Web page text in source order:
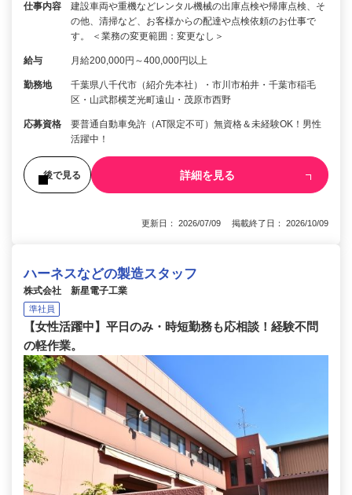
仕事内容
建設車両や重機などレンタル機械の出庫点検や帰庫点検、そ
の他、清掃など、お客様からの配達や点検依頼のお仕事で
す。 ＜業務の変更範囲：変更なし＞
給与 月給200,000円～400,000円以上
勤務地
千葉県八千代市（紹介先本社）・市川市柏井・千葉市稲毛
区・山武郡横芝光町遠山・茂原市西野
応募資格
要普通自動車免許（AT限定不可）無資格＆未経験OK！男性
活躍中！
後で見る 詳細を見る
更新日： 2026/07/09 掲載終了日： 2026/10/09
ハーネスなどの製造スタッフ
株式会社 新星電子工業
準社員
【女性活躍中】平日のみ・時短勤務も応相談！経験不問
の軽作業。